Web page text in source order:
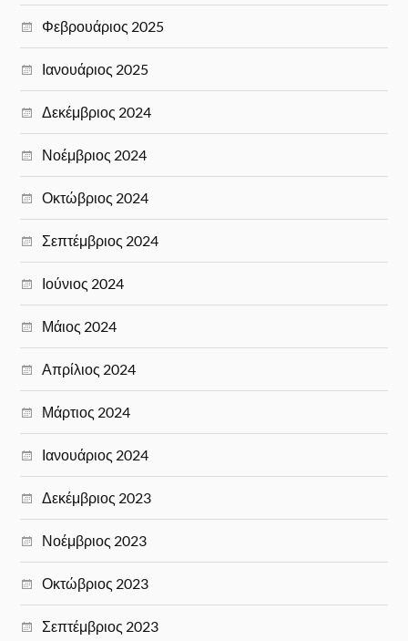
Φεβρουάριος 2025
Ιανουάριος 2025
Δεκέμβριος 2024
Νοέμβριος 2024
Οκτώβριος 2024
Σεπτέμβριος 2024
Ιούνιος 2024
Μάιος 2024
Απρίλιος 2024
Μάρτιος 2024
Ιανουάριος 2024
Δεκέμβριος 2023
Νοέμβριος 2023
Οκτώβριος 2023
Σεπτέμβριος 2023